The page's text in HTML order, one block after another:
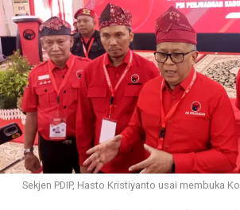
‎”Saya berasal dari buruh dan
Karena itu, aspirasi para pekerja akan
perjuangkan,” katanya.
‎Reses tersebut menjadi ruang dialog
dan para pekerja untuk menyampaikan
persoalan ketenagakerjaan yang
mulai dari ancaman PHK hingga
buruh di Provinsi Jambi.
Sekjen PDIP, Hasto Kristiyanto usai membuka